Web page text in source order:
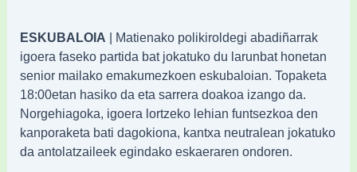
ESKUBALOIA | Matienako polikiroldegi abadiñarrak
igoera faseko partida bat jokatuko du larunbat honetan
senior mailako emakumezkoen eskubaloian. Topaketa
18:00etan hasiko da eta sarrera doakoa izango da.
Norgehiagoka, igoera lortzeko lehian funtsezkoa den
kanporaketa bati dagokiona, kantxa neutralean jokatuko
da antolatzaileek egindako eskaeraren ondoren.